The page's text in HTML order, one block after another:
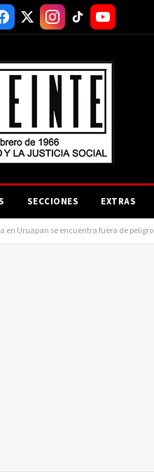
SECCIONES EXTRAS
en Uruapan se encuentra fuera de peligro